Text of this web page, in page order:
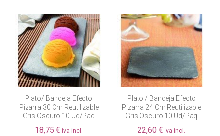
Plato/ Bandeja Efecto
Pizarra 30 Cm Reutilizable
Gris Oscuro 10 Ud/paq
18,75 € iva incl.
Plato / Bandeja Efecto
Pizarra 24 Cm Reutilizable
Gris Oscuro 10 Ud/paq
22,60 € iva incl.